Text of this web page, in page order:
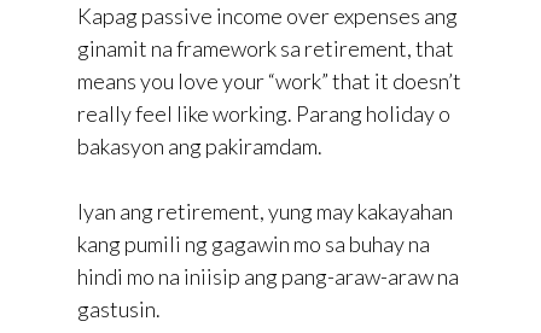
Kapag passive income over expenses ang
ginamit na framework sa retirement, that
means you love your “work” that it doesn’t
really feel like working. Parang holiday o
bakasyon ang pakiramdam.
Iyan ang retirement, yung may kakayahan
kang pumili ng gagawin mo sa buhay na
hindi mo na iniisip ang pang-araw-araw na
gastusin.